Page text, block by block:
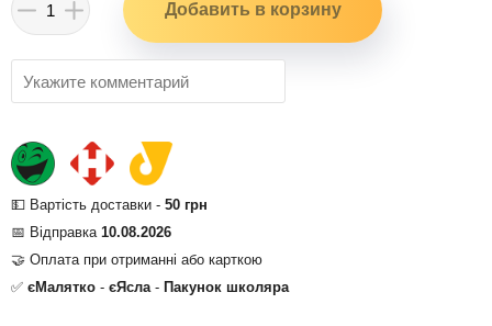
💵 Вартість доставки - 50 грн
📅 Відправка 10.08.2026
🤝 Оплата при отриманні або карткою
✅ єМалятко - єЯсла- Пакунок школяра